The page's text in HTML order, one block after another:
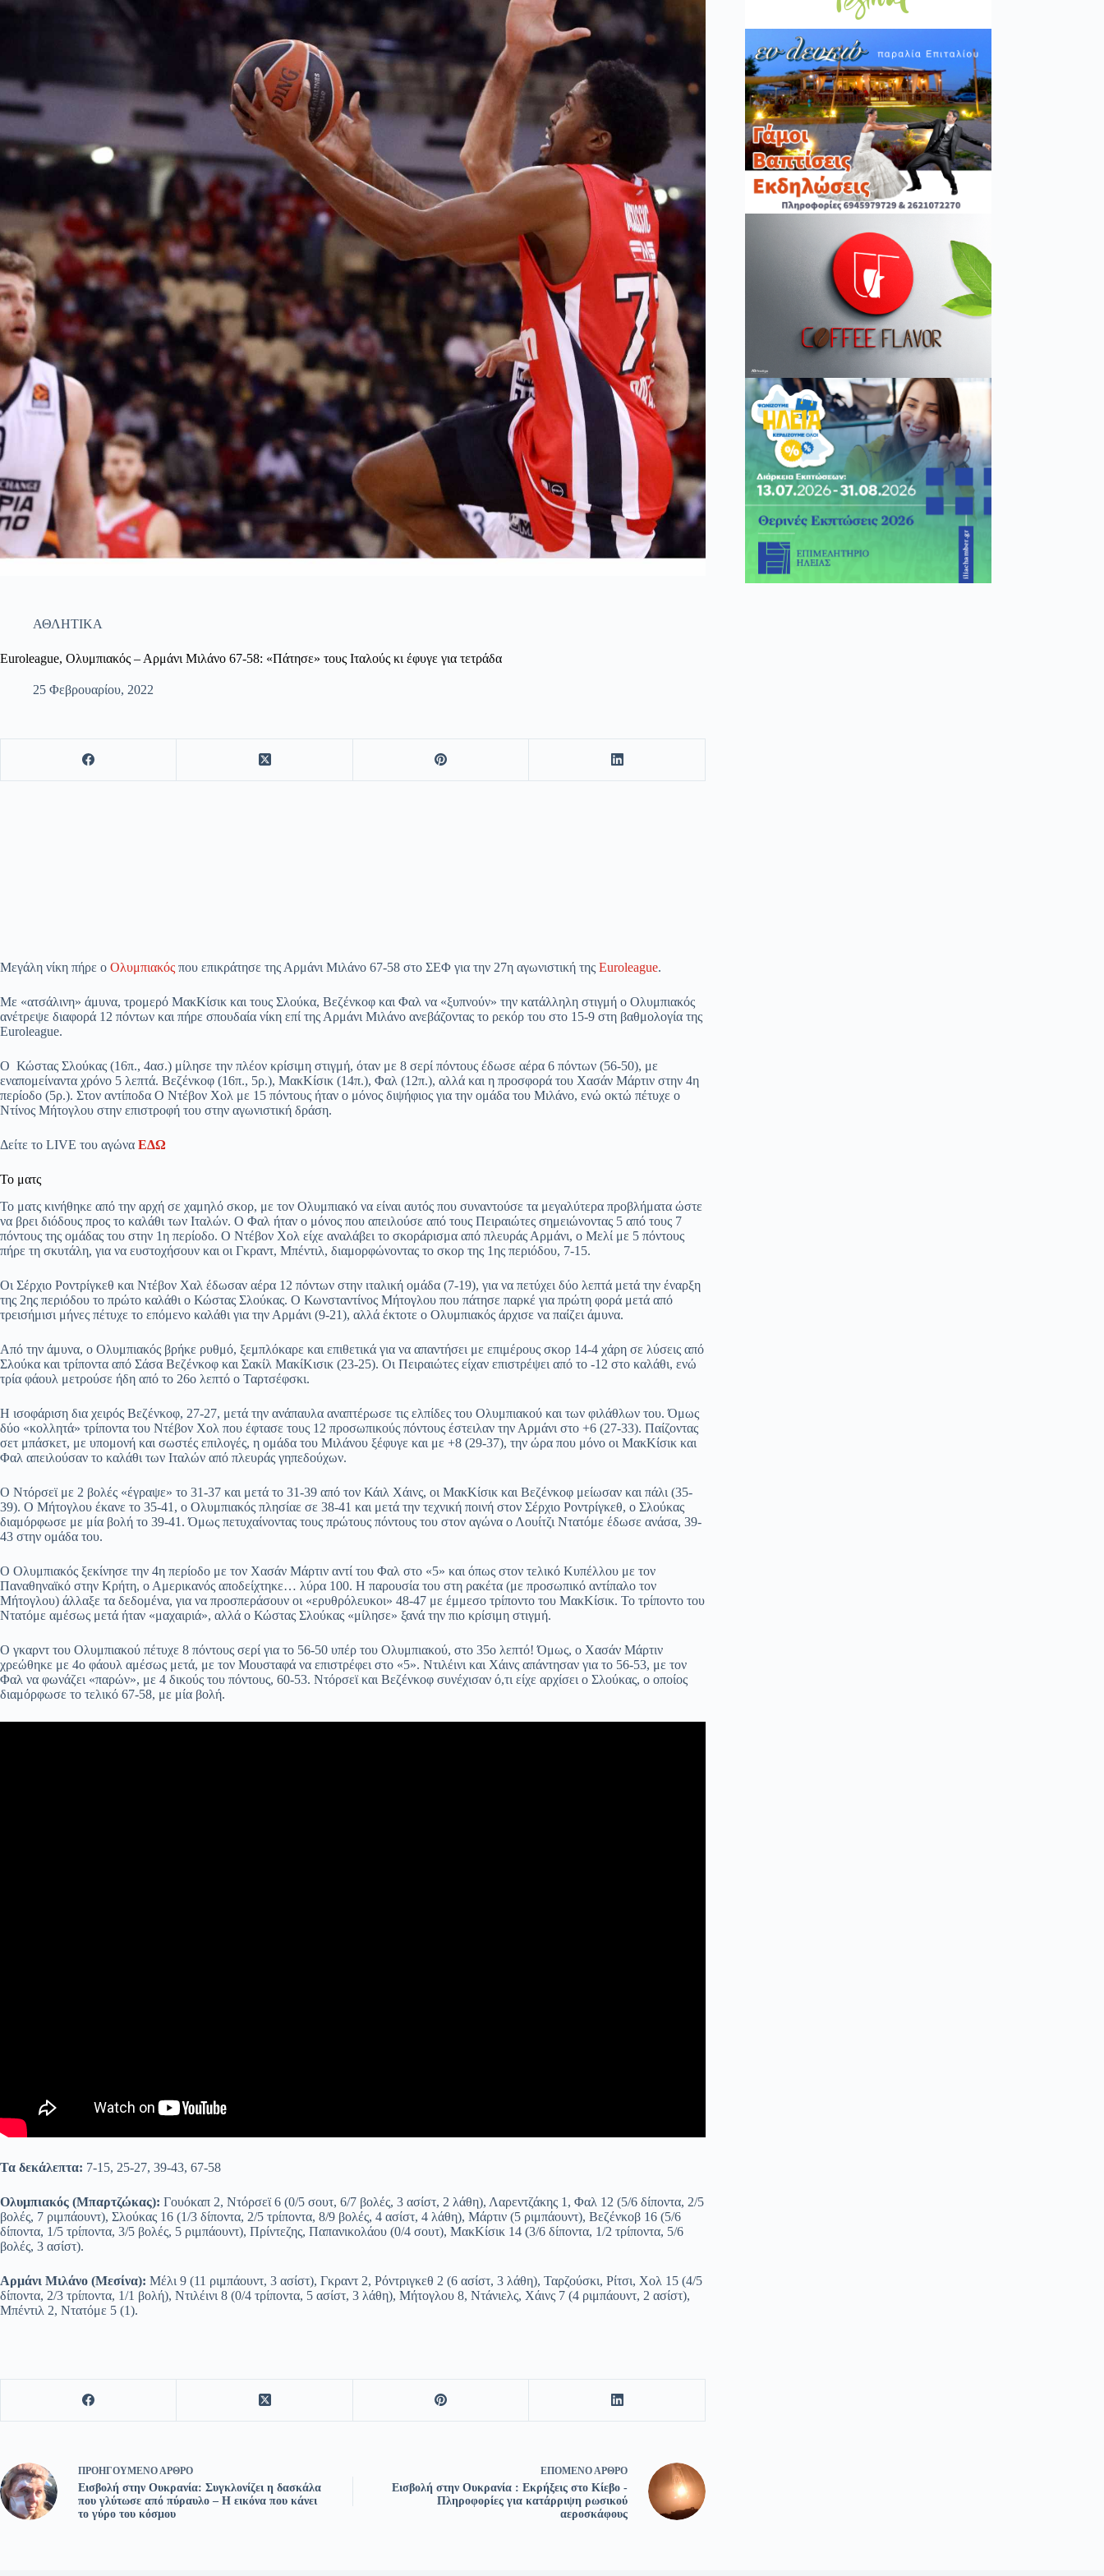
ΑΘΛΗΤΙΚΑ
Euroleague, Ολυμπιακός – Αρμάνι Μιλάνο 67-58: «Πάτησε» τους Ιταλούς κι έφυγε για τετράδα
25 Φεβρουαρίου, 2022
Μεγάλη νίκη πήρε ο Ολυμπιακός που επικράτησε της Αρμάνι Μιλάνο 67-58 στο ΣΕΦ για την 27η αγωνιστική της Euroleague.
Με «ατσάλινη» άμυνα, τρομερό ΜακΚίσικ και τους Σλούκα, Βεζένκοφ και Φαλ να «ξυπνούν» την κατάλληλη στιγμή ο Ολυμπιακός
ανέτρεψε διαφορά 12 πόντων και πήρε σπουδαία νίκη επί της Αρμάνι Μιλάνο ανεβάζοντας το ρεκόρ του στο 15-9 στη βαθμολογία της
Euroleague.
Ο Κώστας Σλούκας (16π., 4ασ.) μίλησε την πλέον κρίσιμη στιγμή, όταν με 8 σερί πόντους έδωσε αέρα 6 πόντων (56-50), με
εναπομείναντα χρόνο 5 λεπτά. Βεζένκοφ (16π., 5ρ.), ΜακΚίσικ (14π.), Φαλ (12π.), αλλά και η προσφορά του Χασάν Μάρτιν στην 4η
περίοδο (5ρ.). Στον αντίποδα Ο Ντέβον Χολ με 15 πόντους ήταν ο μόνος διψήφιος για την ομάδα του Μιλάνο, ενώ οκτώ πέτυχε ο
Ντίνος Μήτογλου στην επιστροφή του στην αγωνιστική δράση.
Δείτε το LIVE του αγώνα ΕΔΩ
Το ματς
Το ματς κινήθηκε από την αρχή σε χαμηλό σκορ, με τον Ολυμπιακό να είναι αυτός που συναντούσε τα μεγαλύτερα προβλήματα ώστε
να βρει διόδους προς το καλάθι των Ιταλών. Ο Φαλ ήταν ο μόνος που απειλούσε από τους Πειραιώτες σημειώνοντας 5 από τους 7
πόντους της ομάδας του στην 1η περίοδο. Ο Ντέβον Χολ είχε αναλάβει το σκοράρισμα από πλευράς Αρμάνι, ο Μελί με 5 πόντους
πήρε τη σκυτάλη, για να ευστοχήσουν και οι Γκραντ, Μπέντιλ, διαμορφώνοντας το σκορ της 1ης περιόδου, 7-15.
Οι Σέρχιο Ροντρίγκεθ και Ντέβον Χαλ έδωσαν αέρα 12 πόντων στην ιταλική ομάδα (7-19), για να πετύχει δύο λεπτά μετά την έναρξη
της 2ης περιόδου το πρώτο καλάθι ο Κώστας Σλούκας. Ο Κωνσταντίνος Μήτογλου που πάτησε παρκέ για πρώτη φορά μετά από
τρεισήμισι μήνες πέτυχε το επόμενο καλάθι για την Αρμάνι (9-21), αλλά έκτοτε ο Ολυμπιακός άρχισε να παίζει άμυνα.
Από την άμυνα, ο Ολυμπιακός βρήκε ρυθμό, ξεμπλόκαρε και επιθετικά για να απαντήσει με επιμέρους σκορ 14-4 χάρη σε λύσεις από
Σλούκα και τρίποντα από Σάσα Βεζένκοφ και Σακίλ ΜακίΚισικ (23-25). Οι Πειραιώτες είχαν επιστρέψει από το -12 στο καλάθι, ενώ
τρία φάουλ μετρούσε ήδη από το 26ο λεπτό ο Ταρτσέφσκι.
Η ισοφάριση δια χειρός Βεζένκοφ, 27-27, μετά την ανάπαυλα αναπτέρωσε τις ελπίδες του Ολυμπιακού και των φιλάθλων του. Όμως
δύο «κολλητά» τρίποντα του Ντέβον Χολ που έφτασε τους 12 προσωπικούς πόντους έστειλαν την Αρμάνι στο +6 (27-33). Παίζοντας
σετ μπάσκετ, με υπομονή και σωστές επιλογές, η ομάδα του Μιλάνου ξέφυγε και με +8 (29-37), την ώρα που μόνο οι ΜακΚίσικ και
Φαλ απειλούσαν το καλάθι των Ιταλών από πλευράς γηπεδούχων.
Ο Ντόρσεϊ με 2 βολές «έγραψε» το 31-37 και μετά το 31-39 από τον Κάιλ Χάινς, οι ΜακΚίσικ και Βεζένκοφ μείωσαν και πάλι (35-
39). O Mήτογλου έκανε το 35-41, ο Ολυμπιακός πλησίαε σε 38-41 και μετά την τεχνική ποινή στον Σέρχιο Ροντρίγκεθ, ο Σλούκας
διαμόρφωσε με μία βολή το 39-41. Όμως πετυχαίνοντας τους πρώτους πόντους του στον αγώνα ο Λουίτζι Ντατόμε έδωσε ανάσα, 39-
43 στην ομάδα του.
Ο Ολυμπιακός ξεκίνησε την 4η περίοδο με τον Χασάν Μάρτιν αντί του Φαλ στο «5» και όπως στον τελικό Κυπέλλου με τον
Παναθηναϊκό στην Κρήτη, ο Αμερικανός αποδείχτηκε… λύρα 100. Η παρουσία του στη ρακέτα (με προσωπικό αντίπαλο τον
Μήτογλου) άλλαξε τα δεδομένα, για να προσπεράσουν οι «ερυθρόλευκοι» 48-47 με έμμεσο τρίποντο του ΜακΚίσικ. Το τρίποντο του
Ντατόμε αμέσως μετά ήταν «μαχαιριά», αλλά ο Κώστας Σλούκας «μίλησε» ξανά την πιο κρίσιμη στιγμή.
Ο γκαρντ του Ολυμπιακού πέτυχε 8 πόντους σερί για το 56-50 υπέρ του Ολυμπιακού, στο 35ο λεπτό! Όμως, ο Χασάν Μάρτιν
χρεώθηκε με 4ο φάουλ αμέσως μετά, με τον Μουσταφά να επιστρέφει στο «5». Ντιλέινι και Χάινς απάντησαν για το 56-53, με τον
Φαλ να φωνάζει «παρών», με 4 δικούς του πόντους, 60-53. Ντόρσεϊ και Βεζένκοφ συνέχισαν ό,τι είχε αρχίσει ο Σλούκας, ο οποίος
διαμόρφωσε το τελικό 67-58, με μία βολή.
Τα δεκάλεπτα: 7-15, 25-27, 39-43, 67-58
Ολυμπιακός (Μπαρτζώκας): Γουόκαπ 2, Ντόρσεϊ 6 (0/5 σουτ, 6/7 βολές, 3 ασίστ, 2 λάθη), Λαρεντζάκης 1, Φαλ 12 (5/6 δίποντα, 2/5
βολές, 7 ριμπάουντ), Σλούκας 16 (1/3 δίποντα, 2/5 τρίποντα, 8/9 βολές, 4 ασίστ, 4 λάθη), Μάρτιν (5 ριμπάουντ), Βεζένκοβ 16 (5/6
δίποντα, 1/5 τρίποντα, 3/5 βολές, 5 ριμπάουντ), Πρίντεζης, Παπανικολάου (0/4 σουτ), ΜακΚίσικ 14 (3/6 δίποντα, 1/2 τρίποντα, 5/6
βολές, 3 ασίστ).
Αρμάνι Μιλάνο (Μεσίνα): Μέλι 9 (11 ριμπάουντ, 3 ασίστ), Γκραντ 2, Ρόντριγκεθ 2 (6 ασίστ, 3 λάθη), Ταρζούσκι, Ρίτσι, Χολ 15 (4/5
δίποντα, 2/3 τρίποντα, 1/1 βολή), Ντιλέινι 8 (0/4 τρίποντα, 5 ασίστ, 3 λάθη), Μήτογλου 8, Ντάνιελς, Χάινς 7 (4 ριμπάουντ, 2 ασίστ),
Μπέντιλ 2, Ντατόμε 5 (1).
ΠΡΟΗΓΟΎΜΕΝΟ ΆΡΘΡΟ
Εισβολή στην Ουκρανία: Συγκλονίζει η δασκάλα
που γλύτωσε από πύραυλο – Η εικόνα που κάνει
το γύρο του κόσμου
ΕΠΌΜΕΝΟ ΆΡΘΡΟ
Εισβολή στην Ουκρανία : Εκρήξεις στο Κίεβο -
Πληροφορίες για κατάρριψη ρωσικού
αεροσκάφους